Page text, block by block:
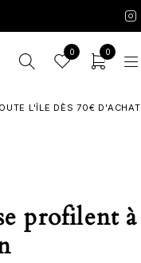
0 0
L'ÎLE DÈS 70€
profilent à